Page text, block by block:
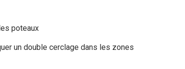
poteaux
un double cerclage dans les zones